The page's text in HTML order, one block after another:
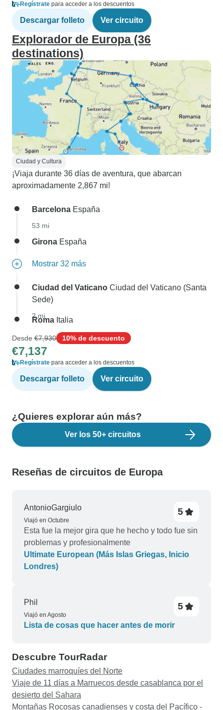
Regístrate para acceder a los descuentos
Descargar folleto Ver circuito
Explorador de Europa (36
destinations)
Ciudad y Cultura
¡Viaja durante 36 días de aventura, que abarcan
aproximadamente 2,867 mi!
Barcelona España
53 mi
Girona España
Mostrar 32 más
Ciudad del Vaticano Ciudad del Vaticano (Santa
Sede)
2 mi
Roma Italia
Desde €7,930 10% de descuento
€7,137
Regístrate para acceder a los descuentos
Descargar folleto Ver circuito
¿Quieres explorar aún más?
Ver los 50+ circuitos
Reseñas de circuitos de Europa
AntonioGargiulo
Viajó en Octubre
5
Esta fue la mejor gira que he hecho y todo fue sin
problemas y profesionalmente
Ultimate European (Más Islas Griegas, Inicio
Londres)
Phil
Viajó en Agosto
5
Lista de cosas que hacer antes de morir
Descubre TourRadar
Ciudades marroquíes del Norte
Viaje de 11 días a Marruecos desde casablanca por el
desierto del Sahara
Montañas Rocosas canadienses y costa del Pacífico -